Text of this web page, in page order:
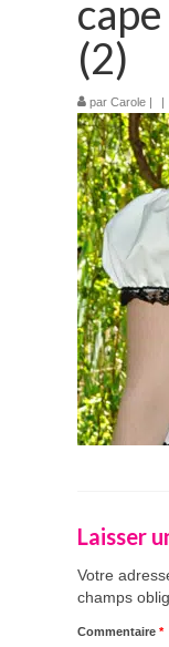
La
Galerie
Blog
Médias
Contact
(2)
par Carole | |
Laisser
Votre
champs
Commentaire *